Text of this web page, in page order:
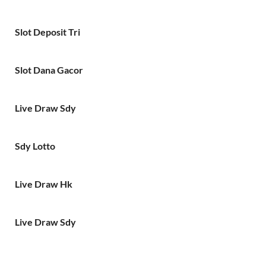
Slot Deposit Tri
Slot Dana Gacor
Live Draw Sdy
Sdy Lotto
Live Draw Hk
Live Draw Sdy